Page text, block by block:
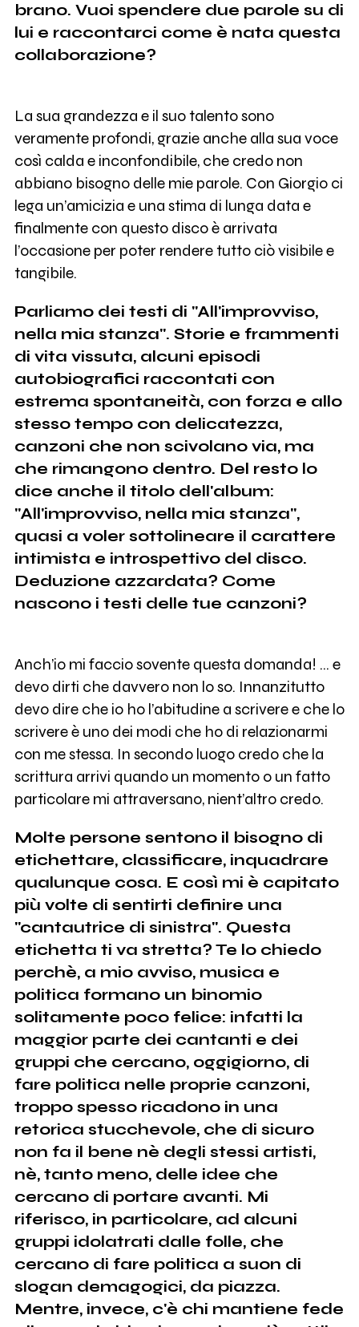
brano. Vuoi spendere due parole su di
lui e raccontarci come è nata questa
collaborazione?
La sua grandezza e il suo talento sono
veramente profondi, grazie anche alla sua voce
così calda e inconfondibile, che credo non
abbiano bisogno delle mie parole. Con Giorgio ci
lega un’amicizia e una stima di lunga data e
finalmente con questo disco è arrivata
l’occasione per poter rendere tutto ciò visibile e
tangibile.
Parliamo dei testi di "All'improvviso,
nella mia stanza". Storie e frammenti
di vita vissuta, alcuni episodi
autobiografici raccontati con
estrema spontaneità, con forza e allo
stesso tempo con delicatezza,
canzoni che non scivolano via, ma
che rimangono dentro. Del resto lo
dice anche il titolo dell'album:
"All'improvviso, nella mia stanza",
quasi a voler sottolineare il carattere
intimista e introspettivo del disco.
Deduzione azzardata? Come
nascono i testi delle tue canzoni?
Anch’io mi faccio sovente questa domanda! … e
devo dirti che davvero non lo so. Innanzitutto
devo dire che io ho l’abitudine a scrivere e che lo
scrivere è uno dei modi che ho di relazionarmi
con me stessa. In secondo luogo credo che la
scrittura arrivi quando un momento o un fatto
particolare mi attraversano, nient’altro credo.
Molte persone sentono il bisogno di
etichettare, classificare, inquadrare
qualunque cosa. E così mi è capitato
più volte di sentirti definire una
"cantautrice di sinistra". Questa
etichetta ti va stretta? Te lo chiedo
perchè, a mio avviso, musica e
politica formano un binomio
solitamente poco felice: infatti la
maggior parte dei cantanti e dei
gruppi che cercano, oggigiorno, di
fare politica nelle proprie canzoni,
troppo spesso ricadono in una
retorica stucchevole, che di sicuro
non fa il bene nè degli stessi artisti,
nè, tanto meno, delle idee che
cercano di portare avanti. Mi
riferisco, in particolare, ad alcuni
gruppi idolatrati dalle folle, che
cercano di fare politica a suon di
slogan demagogici, da piazza.
Mentre, invece, c'è chi mantiene fede